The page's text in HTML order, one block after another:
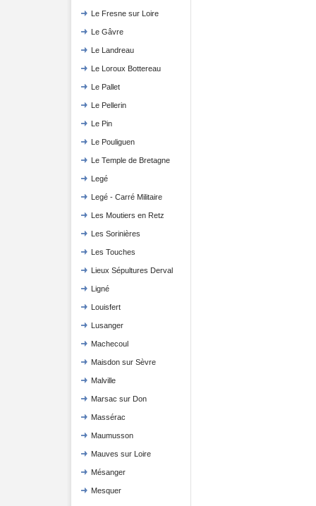
Le Fresne sur Loire
Le Gâvre
Le Landreau
Le Loroux Bottereau
Le Pallet
Le Pellerin
Le Pin
Le Pouliguen
Le Temple de Bretagne
Legé
Legé - Carré Militaire
Les Moutiers en Retz
Les Sorinières
Les Touches
Lieux Sépultures Derval
Ligné
Louisfert
Lusanger
Machecoul
Maisdon sur Sèvre
Malville
Marsac sur Don
Massérac
Maumusson
Mauves sur Loire
Mésanger
Mesquer